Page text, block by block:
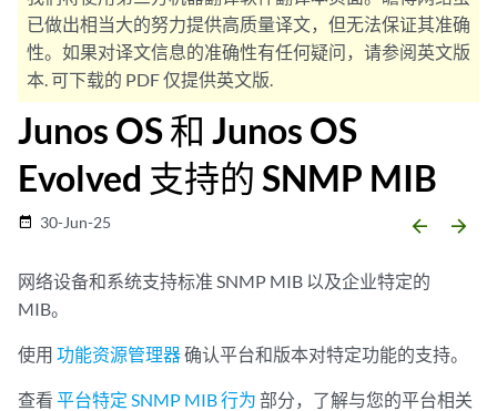
已做出相当大的努力提供高质量译文，但无法保证其准确
性。如果对译文信息的准确性有任何疑问，请参阅英文版
本. 可下载的 PDF 仅提供英文版.
Junos OS 和 Junos OS
Evolved 支持的 SNMP MIB
date_range 30-Jun-25 arrow_backward arrow_forward
网络设备和系统支持标准 SNMP MIB 以及企业特定的
MIB。
使用 功能资源管理器确认平台和版本对特定功能的支持。
查看 平台特定 SNMP MIB 行为 部分，了解与您的平台相关